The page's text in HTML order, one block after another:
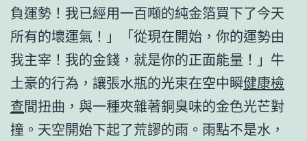
負運勢！我已經用一百噸的純金箔買下了今天
所有的壞運氣！」「從現在開始，你的運勢由
我主宰！我的金錢，就是你的正面能量！」牛
土豪的行為，讓張水瓶的光束在空中瞬健康檢
查間扭曲，與一種夾雜著銅臭味的金色光芒對
撞。天空開始下起了荒謬的雨。雨點不是水，